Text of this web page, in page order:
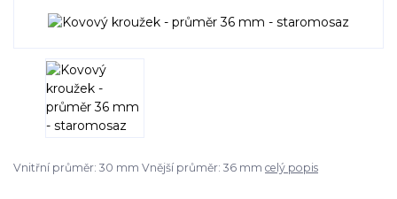
Vnitřní průměr: 30 mm Vnější průměr: 36 mm celý popis